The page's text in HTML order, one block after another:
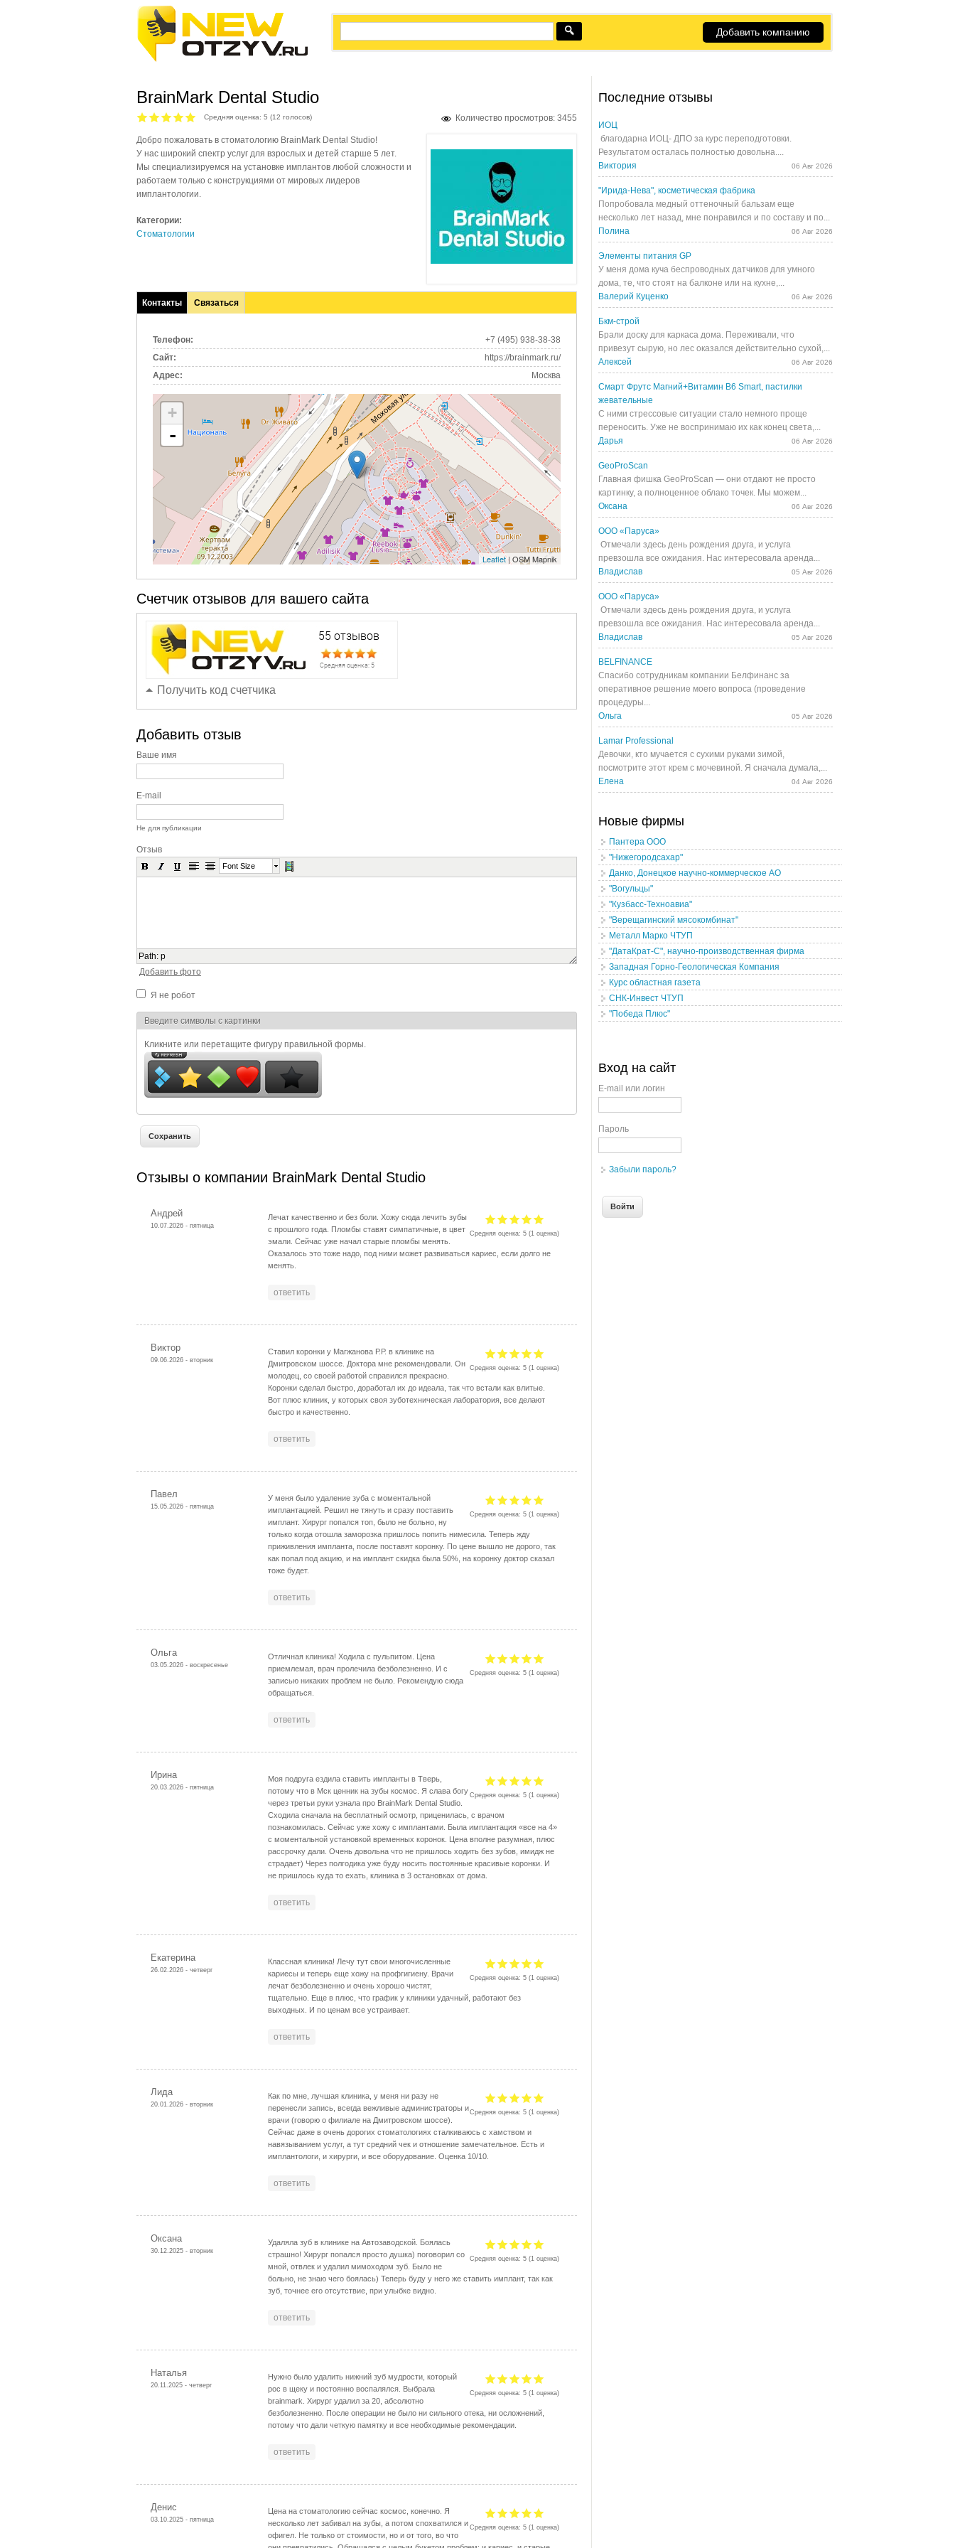
Добавить компанию
BrainMark Dental Studio
Количество просмотров: 3455
Средняя оценка: 5 (12 голосов)
Добро пожаловать в стоматологию BrainMark Dental Studio!
У нас широкий спектр услуг для взрослых и детей старше 5 лет.
Мы специализируемся на установке имплантов любой сложности и
работаем только с конструкциями от мировых лидеров
имплантологии.
Категории:
Стоматологии
Контакты
(активная
Связаться
Телефон:
+7 (495) 938-38-38
Сайт:
https://brainmark.ru/
Адрес:
Москва
+
-
Leaflet| OSM Mapnik
Счетчик отзывов для вашего сайта
Получить код счетчика
Добавить отзыв
Ваше имя
E-mail
Не для публикации
Отзыв
Font Size
Path: p
Добавить фото
Я не робот
Я спамер
Введите символы с картинки
Кликните или перетащите фигуру правильной формы.
Отзывы о компании BrainMark Dental Studio
Андрей
10.07.2026 - пятница
Средняя оценка: 5 (1 оценка)
Лечат качественно и без боли. Хожу сюда лечить зубы
с прошлого года. Пломбы ставят симпатичные, в цвет
эмали. Сейчас уже начал старые пломбы менять.
Оказалось это тоже надо, под ними может развиваться кариес, если долго не
менять.
ответить
Виктор
09.06.2026 - вторник
Средняя оценка: 5 (1 оценка)
Ставил коронки у Магжанова Р.Р. в клинике на
Дмитровском шоссе. Доктора мне рекомендовали. Он
молодец, со своей работой справился прекрасно.
Коронки сделал быстро, доработал их до идеала, так что встали как влитые.
Вот плюс клиник, у которых своя зуботехническая лаборатория, все делают
быстро и качественно.
ответить
Павел
15.05.2026 - пятница
Средняя оценка: 5 (1 оценка)
У меня было удаление зуба с моментальной
имплантацией. Решил не тянуть и сразу поставить
имплант. Хирург попался топ, было не больно, ну
только когда отошла заморозка пришлось попить нимесила. Теперь жду
приживления импланта, после поставят коронку. По цене вышло не дорого, так
как попал под акцию, и на имплант скидка была 50%, на коронку доктор сказал
тоже будет.
ответить
Ольга
03.05.2026 - воскресенье
Средняя оценка: 5 (1 оценка)
Отличная клиника! Ходила с пульпитом. Цена
приемлемая, врач пролечила безболезненно. И с
записью никаких проблем не было. Рекомендую сюда
обращаться.
ответить
Ирина
20.03.2026 - пятница
Средняя оценка: 5 (1 оценка)
Моя подруга ездила ставить импланты в Тверь,
потому что в Мск ценник на зубы космос. Я слава богу
через третьи руки узнала про BrainMark Dental Studio.
Сходила сначала на бесплатный осмотр, приценилась, с врачом
познакомилась. Сейчас уже хожу с имплантами. Была имплантация «все на 4»
с моментальной установкой временных коронок. Цена вполне разумная, плюс
рассрочку дали. Очень довольна что не пришлось ходить без зубов, имидж не
страдает) Через полгодика уже буду носить постоянные красивые коронки. И
не пришлось куда то ехать, клиника в 3 остановках от дома.
ответить
Екатерина
26.02.2026 - четверг
Средняя оценка: 5 (1 оценка)
Классная клиника! Лечу тут свои многочисленные
кариесы и теперь еще хожу на профгигиену. Врачи
лечат безболезненно и очень хорошо чистят,
тщательно. Еще в плюс, что график у клиники удачный, работают без
выходных. И по ценам все устраивает.
ответить
Лида
20.01.2026 - вторник
Средняя оценка: 5 (1 оценка)
Как по мне, лучшая клиника, у меня ни разу не
перенесли запись, всегда вежливые администраторы и
врачи (говорю о филиале на ​Дмитровском шоссе).
Сейчас даже в очень дорогих стоматологиях сталкиваюсь с хамством и
навязыванием услуг, а тут средний чек и отношение замечательное. Есть и
имплантологи, и хирурги, и все оборудование. Оценка 10/10.
ответить
Оксана
30.12.2025 - вторник
Средняя оценка: 5 (1 оценка)
Удаляла зуб в клинике на Автозаводской. Боялась
страшно! Хирург попался просто душка) поговорил со
мной, отвлек и удалил мимоходом зуб. Было не
больно, не знаю чего боялась) Теперь буду у него же ставить имплант, так как
зуб, точнее его отсутствие, при улыбке видно.
ответить
Наталья
20.11.2025 - четверг
Средняя оценка: 5 (1 оценка)
Нужно было удалить нижний зуб мудрости, который
рос в щеку и постоянно воспалялся. Выбрала
brainmark. Хирург удалил за 20, абсолютно
безболезненно. После операции не было ни сильного отека, ни осложнений,
потому что дали четкую памятку и все необходимые рекомендации.
ответить
Денис
03.10.2025 - пятница
Средняя оценка: 5 (1 оценка)
Цена на стоматологию сейчас космос, конечно. Я
несколько лет забивал на зубы, а потом спохватился и
офигел. Не только от стоимости, но и от того, во что
Последние отзывы
ИОЦ
благодарна ИОЦ- ДПО за курс переподготовки.
Результатом осталась полностью довольна....
Виктория
06 Авг 2026
"Ирида-Нева", косметическая фабрика
Попробовала медный оттеночный бальзам еще
несколько лет назад, мне понравился и по составу и по...
Полина
06 Авг 2026
Элементы питания GP
У меня дома куча беспроводных датчиков для умного
дома, те, что стоят на балконе или на кухне,...
Валерий Куценко
06 Авг 2026
Бкм-строй
Брали доску для каркаса дома. Переживали, что
привезут сырую, но лес оказался действительно сухой,...
Алексей
06 Авг 2026
Смарт Фрутс Магний+Витамин В6 Smart, пастилки
жевательные
С ними стрессовые ситуации стало немного проще
переносить. Уже не воспринимаю их как конец света,...
Дарья
06 Авг 2026
GeoProScan
Главная фишка GeoProScan — они отдают не просто
картинку, а полноценное облако точек. Мы можем...
Оксана
06 Авг 2026
ООО «Паруса»
Отмечали здесь день рождения друга, и услуга
превзошла все ожидания. Нас интересовала аренда...
Владислав
05 Авг 2026
ООО «Паруса»
Отмечали здесь день рождения друга, и услуга
превзошла все ожидания. Нас интересовала аренда...
Владислав
05 Авг 2026
BELFINANCE
Спасибо сотрудникам компании Белфинанс за
оперативное решение моего вопроса (проведение
процедуры...
Ольга
05 Авг 2026
Lamar Professional
Девочки, кто мучается с сухими руками зимой,
посмотрите этот крем с мочевиной. Я сначала думала,...
Елена
04 Авг 2026
Новые фирмы
Пантера ООО
"Нижегородсахар"
Данко, Донецкое научно-коммерческое АО
"Вогульцы"
"Кузбасс-Техноавиа"
"Верещагинский мясокомбинат"
Металл Марко ЧТУП
"ДатаКрат-С", научно-производственная фирма
Западная Горно-Геологическая Компания
Курс областная газета
СНК-Инвест ЧТУП
"Победа Плюс"
Вход на сайт
E-mail или логин
Пароль
Забыли пароль?